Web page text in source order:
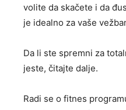
volite da skačete i da
je idealno za vaše
Da li ste spremni za
jeste, čitajte dalje.
Radi se o fitnes